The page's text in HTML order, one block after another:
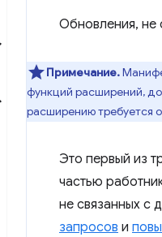
Обновления, не
Примечание.
функций расширений,
расширению требуется
Это первый из
частью
не связанных с
запросов и